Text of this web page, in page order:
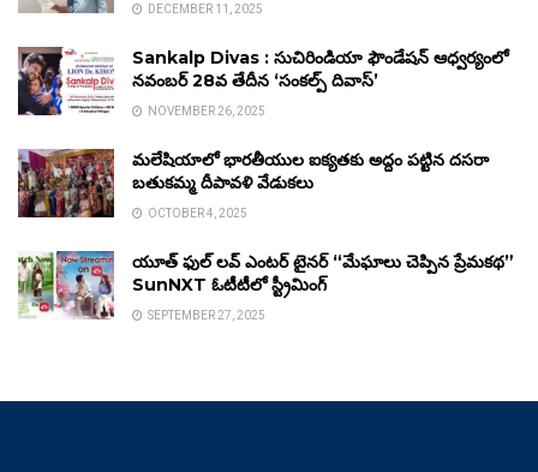
DECEMBER 11, 2025
Sankalp Divas : సుచిరిండియా ఫౌండేషన్ ఆధ్వర్యంలో
నవంబర్ 28వ తేదీన ‘సంకల్ప్ దివాస్’
NOVEMBER 26, 2025
మలేషియాలో భారతీయుల ఐక్యతకు అద్దం పట్టిన దసరా
బతుకమ్మ దీపావళి వేడుకలు
OCTOBER 4, 2025
యూత్ ఫుల్ లవ్ ఎంటర్ టైనర్ “మేఘాలు చెప్పిన ప్రేమకథ”
SunNXT ఓటీటీలో స్ట్రీమింగ్
SEPTEMBER 27, 2025